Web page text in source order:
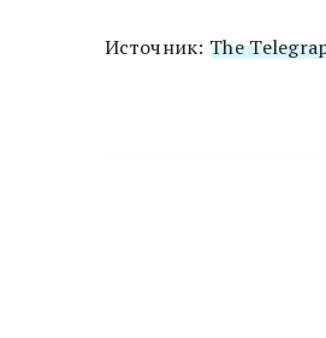
Источник: The